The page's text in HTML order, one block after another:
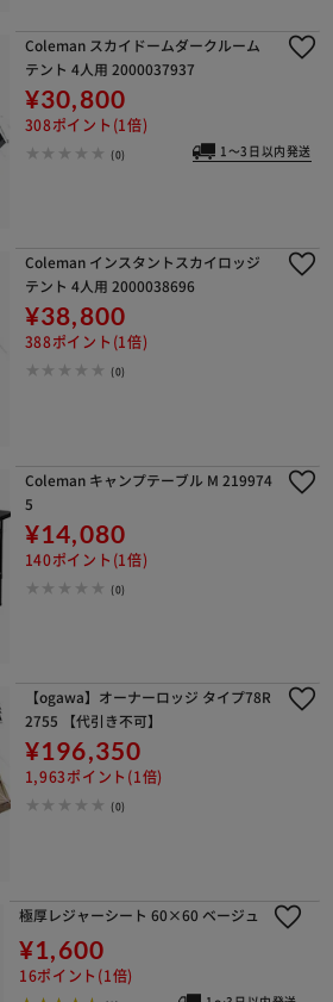
Coleman スカイドームダークルーム
テント 4人用 2000037937
¥30,800
308ポイント(1倍)
(0) 1～3日以内発送
Coleman インスタントスカイロッジ
テント 4人用 2000038696
¥38,800
388ポイント(1倍)
(0)
Coleman キャンプテーブル M 219974
5
¥14,080
140ポイント(1倍)
(0)
【ogawa】オーナーロッジ タイプ78R
2755 【代引き不可】
¥196,350
1,963ポイント(1倍)
(0)
極厚レジャーシート 60×60 ベージュ
¥1,600
16ポイント(1倍)